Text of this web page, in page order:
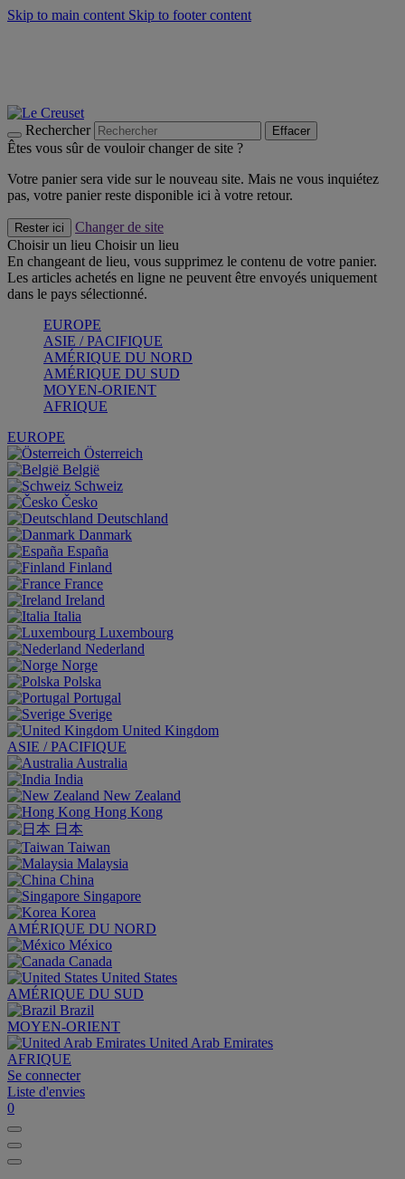
Skip to main content Skip to footer content
Rechercher Effacer
Êtes vous sûr de vouloir changer de site ?
Votre panier sera vide sur le nouveau site. Mais ne vous inquiétez
pas, votre panier reste disponible ici à votre retour.
Rester ici
Changer de site
Choisir un lieu Choisir un lieu
En changeant de lieu, vous supprimez le contenu de votre panier.
Les articles achetés en ligne ne peuvent être envoyés uniquement
dans le pays sélectionné.
EUROPE
ASIE / PACIFIQUE
AMÉRIQUE DU NORD
AMÉRIQUE DU SUD
MOYEN-ORIENT
AFRIQUE
EUROPE
Österreich
België
Schweiz
Česko
Deutschland
Danmark
España
Finland
France
Ireland
Italia
Luxembourg
Nederland
Norge
Polska
Portugal
Sverige
United Kingdom
ASIE / PACIFIQUE
Australia
India
New Zealand
Hong Kong
日本
Taiwan
Malaysia
China
Singapore
Korea
AMÉRIQUE DU NORD
México
Canada
United States
AMÉRIQUE DU SUD
Brazil
MOYEN-ORIENT
United Arab Emirates
AFRIQUE
Se connecter
Liste d'envies
0